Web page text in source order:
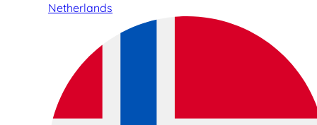
Netherlands